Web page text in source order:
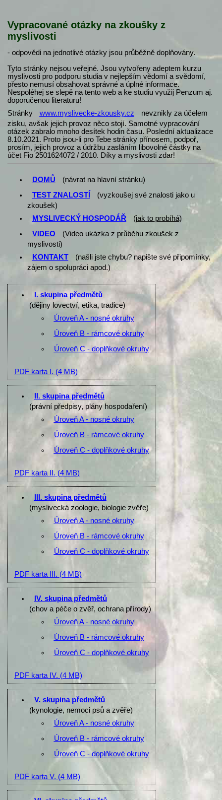
Vypracované otázky na zkoušky z
myslivosti
- odpovědi na jednotlivé otázky jsou průběžně doplňovány.
Tyto stránky nejsou veřejné. Jsou vytvořeny adeptem kurzu
myslivosti pro podporu studia v nejlepším vědomí a svědomí,
přesto nemusí obsahovat správné a úplné informace.
Nespoléhej se slepě na tento web a ke studiu využij Penzum aj.
doporučenou literaturu!
Stránky
www.myslivecke-zkousky.cz
nevznikly za účelem
zisku, avšak jejich provoz něco stojí. Samotné vypracování
otázek zabralo mnoho desítek hodin času. Poslední aktualizace
8.10.2021. Proto jsou-li pro Tebe stránky přínosem, podpoř,
prosím, jejich provoz a údržbu zasláním libovolné částky na
účet Fio 2501624072 / 2010. Díky a myslivosti zdar!
DOMŮ
(návrat na hlavní stránku)
TEST ZNALOSTÍ
(vyzkoušej své znalosti jako u
zkoušek)
MYSLIVECKÝ HOSPODÁŘ
(jak to probíhá)
VIDEO
(Video ukázka z průběhu zkoušek z
myslivosti)
KONTAKT
(našli jste chybu? napište své připomínky,
zájem o spolupráci apod.)
I. skupina předmětů
(dějiny lovectví, etika, tradice)
Úroveň A - nosné okruhy
Úroveň B - rámcové okruhy
Úroveň C - doplňkové okruhy
PDF karta I. (4 MB)
II. skupina předmětů
(právní předpisy, plány hospodaření)
Úroveň A - nosné okruhy
Úroveň B - rámcové okruhy
Úroveň C - doplňkové okruhy
PDF karta II. (4 MB)
III. skupina předmětů
(myslivecká zoologie, biologie zvěře)
Úroveň A - nosné okruhy
Úroveň B - rámcové okruhy
Úroveň C - doplňkové okruhy
PDF karta III. (4 MB)
IV. skupina předmětů
(chov a péče o zvěř, ochrana přírody)
Úroveň A - nosné okruhy
Úroveň B - rámcové okruhy
Úroveň C - doplňkové okruhy
PDF karta IV. (4 MB)
V. skupina předmětů
(kynologie, nemoci psů a zvěře)
Úroveň A - nosné okruhy
Úroveň B - rámcové okruhy
Úroveň C - doplňkové okruhy
PDF karta V. (4 MB)